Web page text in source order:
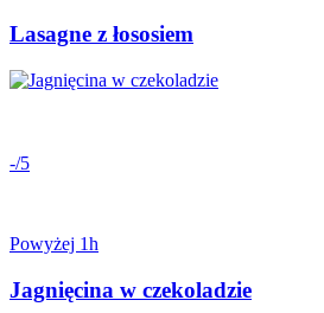
Lasagne z łososiem
-/5
Powyżej 1h
Jagnięcina w czekoladzie